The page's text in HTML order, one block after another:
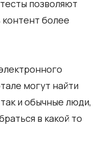
позволяют
контент более
могут найти
и обычные люди,
в какой то